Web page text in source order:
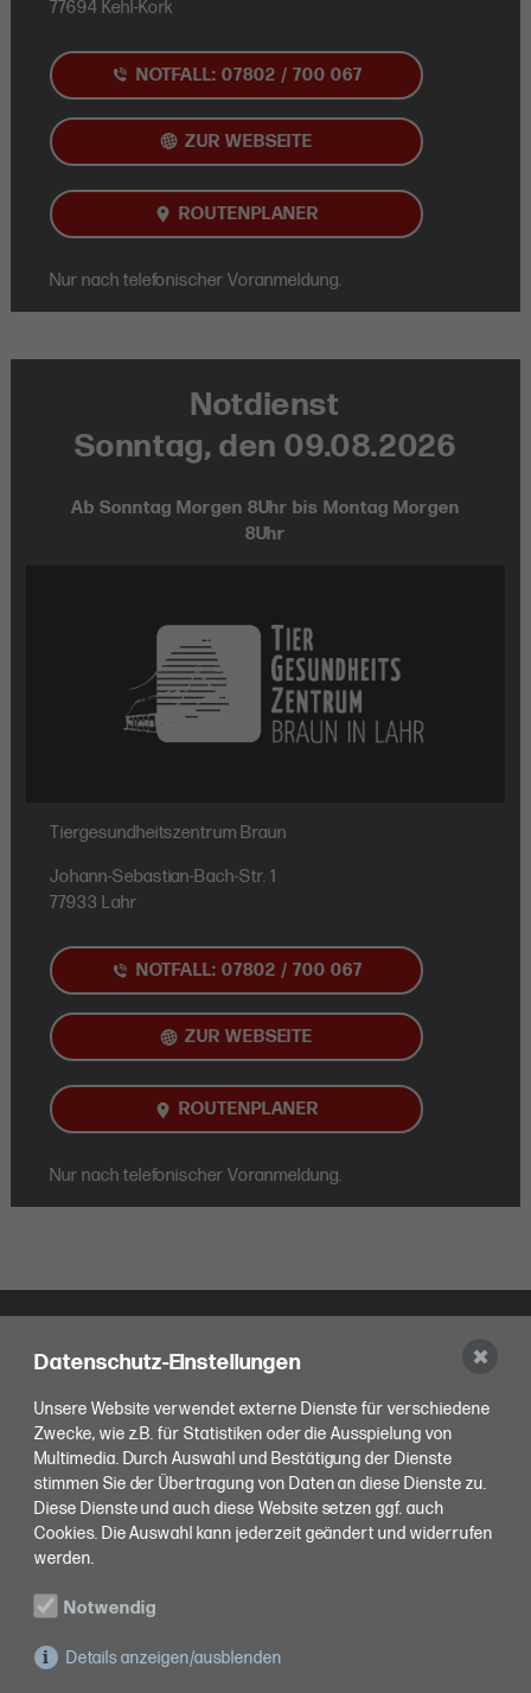
77694 Kehl-Kork
NOTFALL: 07802 / 700 067
ZUR WEBSEITE
ROUTENPLANER
Nur nach telefonischer Voranmeldung.
Notdienst
Sonntag, den 09.08.2026
Ab Sonntag Morgen 8Uhr bis Montag Morgen
8Uhr
Tiergesundheitszentrum Braun
Johann-Sebastian-Bach-Str. 1
77933 Lahr
NOTFALL: 07802 / 700 067
ZUR WEBSEITE
ROUTENPLANER
Nur nach telefonischer Voranmeldung.
Tiernotdienst in der Ortenau
ALLGEMEINER KONTAKT
feedback@tieraerztlicherverbund-notdienst-in-der-ortenau.de
SITELINKS
Datenschutz-Einstellungen
Unsere Website verwendet externe Dienste für verschiedene
Zwecke, wie z.B. für Statistiken oder die Ausspielung von
Multimedia. Durch Auswahl und Bestätigung der Dienste
stimmen Sie der Übertragung von Daten an diese Dienste zu.
Diese Dienste und auch diese Website setzen ggf. auch
Cookies. Die Auswahl kann jederzeit geändert und widerrufen
werden.
Notwendig
Details anzeigen/ausblenden
✖